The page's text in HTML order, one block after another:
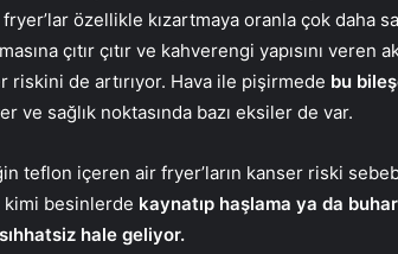
özellikle kızartmaya oranla çok daha
çıtır çıtır ve kahverengi yapısını
riskini de artırıyor. Hava ile pişirmede bu
ve sağlık noktasında bazı eksiler de var.
teflon içeren air fryer’ların kanser riski
kimi besinlerde kaynatıp haşlama ya da
hale geliyor.